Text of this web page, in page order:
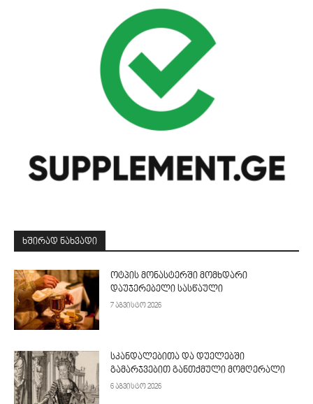
ᲮᲨᲘᲠᲐᲓ ᲜᲐᲮᲕᲐᲓᲘ
ოტპის მონასტერში მომხდარი
დაუჯერებელი სასწაული
7 აგვისტო 2026
სკანდალებითა და დუელებში
გამარჯვებით განთქმული მომღერალი
6 აგვისტო 2026